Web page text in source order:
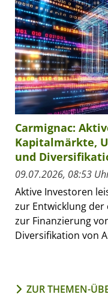
Carmignac:
Kapitalmärkte,
und
09.07.2026, 08:53
Aktive Investoren
zur Entwicklung
zur Finanzierung
Diversifikation von
ZUR THEMEN-